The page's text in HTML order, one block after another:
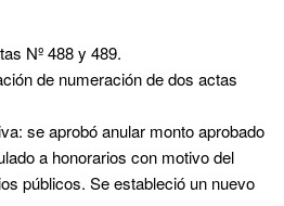
Nº 488 y 489.
de numeración de dos actas
se aprobó anular monto aprobado
a honorarios con motivo del
públicos. Se estableció un nuevo